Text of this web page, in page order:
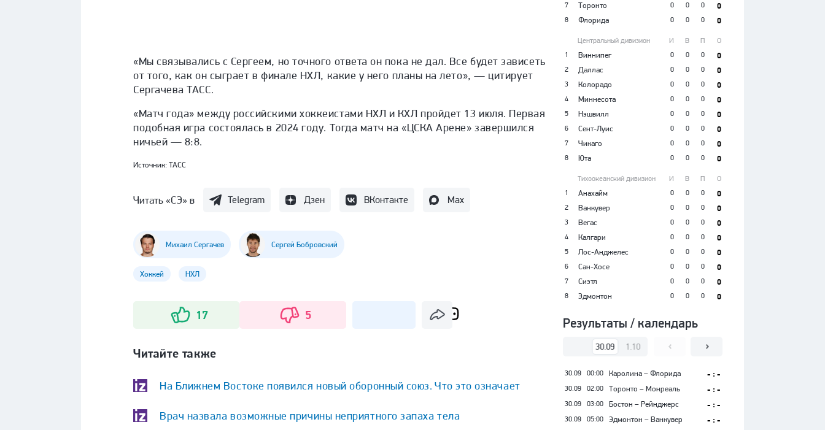
«Мы связывались с Сергеем, но точного ответа он пока не дал. Все будет зависеть
от того, как он сыграет в финале НХЛ, какие у него планы на лето», — цитирует
Сергачева ТАСС.
«Матч года» между российскими хоккеистами НХЛ и КХЛ пройдет 13 июля. Первая
подобная игра состоялась в 2024 году. Тогда матч на «ЦСКА Арене» завершился
ничьей — 8:8.
Источник: ТАСС
Читать «СЭ» в Telegram Дзен ВКонтакте Max
Михаил Сергачев Сергей Бобровский
Хоккей НХЛ
17 5
Читайте также
На Ближнем Востоке появился новый оборонный союз. Что это означает
Врач назвала возможные причины неприятного запаха тела
7 Торонто 0 0 0 0
8 Флорида 0 0 0 0
Центральный дивизион И В П
О
1
Виннипег 0 0 0 0
2 Даллас 0 0 0 0
3 Колорадо 0 0 0 0
4 Миннесота 0 0 0 0
5 Нэшвилл 0 0 0 0
6 Сент-Луис 0 0 0 0
7 Чикаго 0 0 0 0
8 Юта 0 0 0 0
Тихоокеанский дивизион И В П
О
1
Анахайм 0 0 0 0
2 Ванкувер 0 0 0 0
3 Вегас 0 0 0 0
4 Калгари 0 0 0 0
5 Лос-Анджелес 0 0 0 0
6 Сан-Хосе 0 0 0 0
7 Сиэтл 0 0 0 0
8 Эдмонтон 0 0 0 0
Результаты / календарь
30.09 1.10
30.09 00:00 Каролина – Флорида - : -
30.09 02:00 Торонто – Монреаль - : -
30.09 03:00 Бостон – Рейнджерс - : -
30.09 05:00 Эдмонтон – Ванкувер - : -